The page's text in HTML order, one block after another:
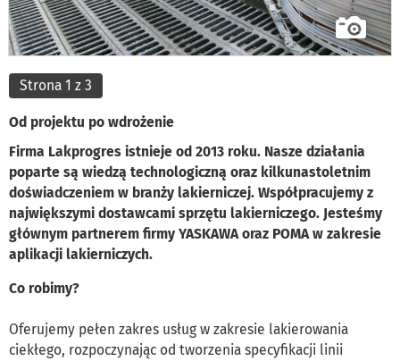
Strona 1 z 3
Od projektu po wdrożenie
Firma Lakprogres istnieje od 2013 roku. Nasze działania
poparte są wiedzą technologiczną oraz kilkunastoletnim
doświadczeniem w branży lakierniczej. Współpracujemy z
największymi dostawcami sprzętu lakierniczego. Jesteśmy
głównym partnerem firmy YASKAWA oraz POMA w zakresie
aplikacji lakierniczych.
Co robimy?
Oferujemy pełen zakres usług w zakresie lakierowania
ciekłego, rozpoczynając od tworzenia specyfikacji linii